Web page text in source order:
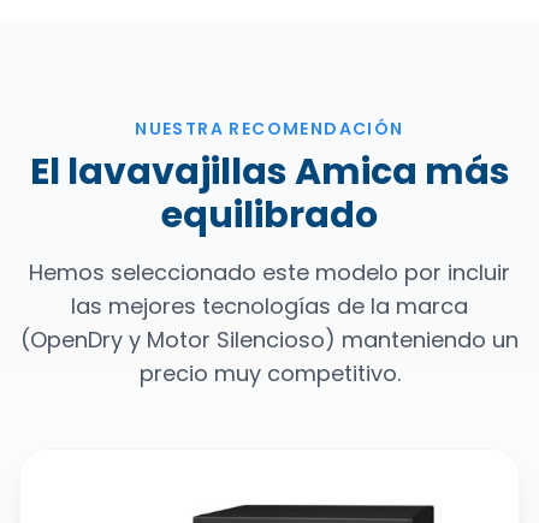
NUESTRA RECOMENDACIÓN
El lavavajillas Amica más
equilibrado
Hemos seleccionado este modelo por incluir
las mejores tecnologías de la marca
(OpenDry y Motor Silencioso) manteniendo un
precio muy competitivo.